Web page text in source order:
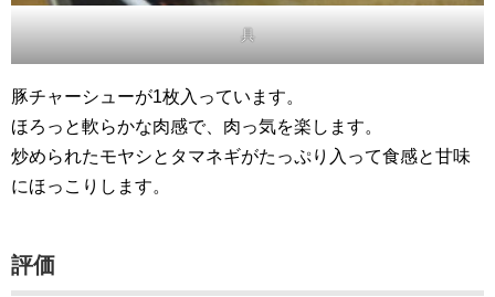
具
豚チャーシューが1枚入っています。
ほろっと軟らかな肉感で、肉っ気を楽します。
炒められたモヤシとタマネギがたっぷり入って食感と甘味
にほっこりします。
評価